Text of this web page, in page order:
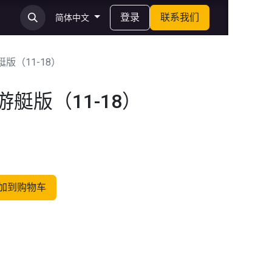
简体中文 登录 联系我们
（11-18）
艇版（11-18）
到购物车